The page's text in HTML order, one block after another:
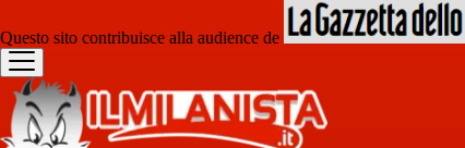
Questo sito contribuisce alla audience de